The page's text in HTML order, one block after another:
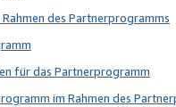
des Partnerprogramms
für das Partnerprogramm
im Rahmen des